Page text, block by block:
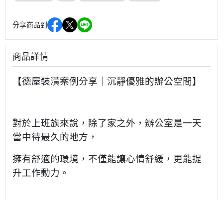
分享商品到
商品詳情
【德屋裝潢案例分享｜沉靜優雅的辦公空間】
對於上班族來說，除了家之外，辦公室是一天
當中待最久的地方，
擁有舒適的環境，不僅能讓心情舒緩，更能提
升工作動力。